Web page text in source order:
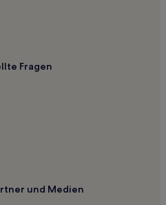
Fragen
und Medien